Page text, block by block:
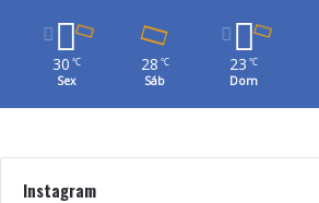
30 ℃
Sex
28 ℃
Sáb
23 ℃
Dom
Instagram